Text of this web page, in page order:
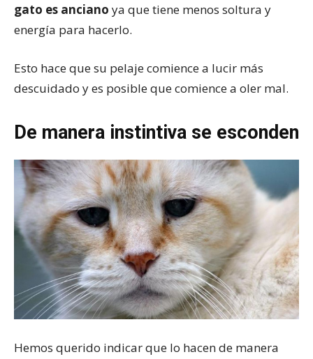
gato es anciano ya que tiene menos soltura y
energía para hacerlo.
Esto hace que su pelaje comience a lucir más
descuidado y es posible que comience a oler mal.
De manera instintiva se esconden
Hemos querido indicar que lo hacen de manera